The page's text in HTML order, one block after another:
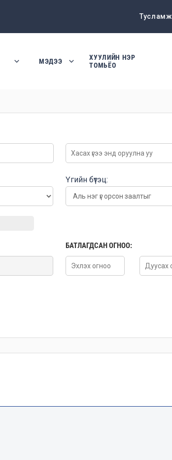
Тусламж
МЭДЭЭ
ХУУЛИЙН НЭР
ТОМЬЁО
Үгийн бүтэц:
БАТЛАГДСАН ОГНОО: